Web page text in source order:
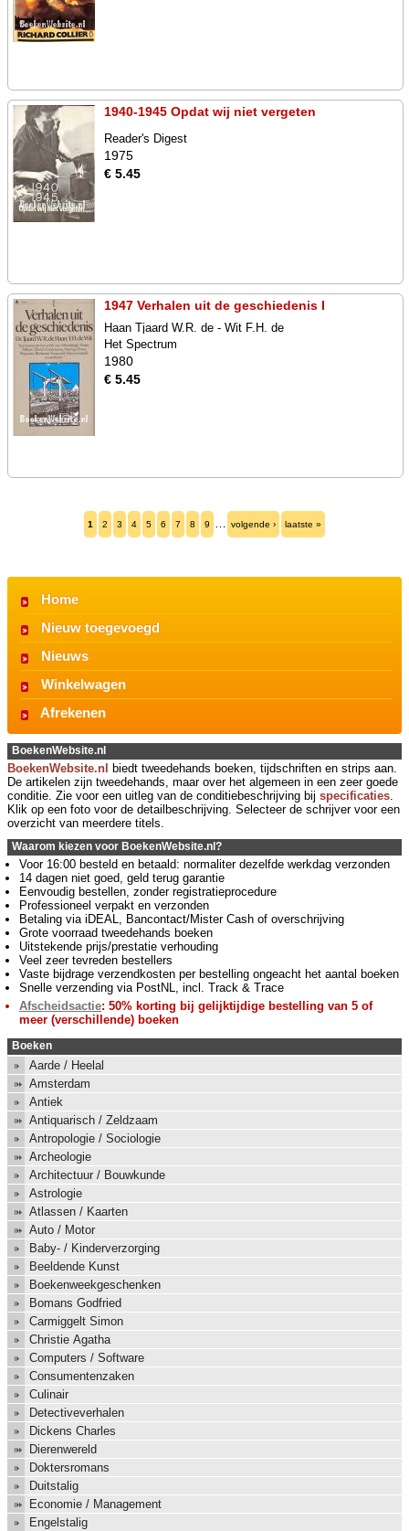
1940-1945 Opdat wij niet vergeten
Reader's Digest
1975
€ 5.45
1947 Verhalen uit de geschiedenis I
Haan Tjaard W.R. de - Wit F.H. de
Het Spectrum
1980
€ 5.45
1 2 3 4 5 6 7 8 9 … volgende › laatste »
Home
Nieuw toegevoegd
Nieuws
Winkelwagen
Afrekenen
BoekenWebsite.nl
BoekenWebsite.nl biedt tweedehands boeken, tijdschriften en strips aan.
De artikelen zijn tweedehands, maar over het algemeen in een zeer goede
conditie. Zie voor een uitleg van de conditiebeschrijving bij specificaties
Klik op een foto voor de detailbeschrijving. Selecteer de schrijver voor een
overzicht van meerdere titels.
Waarom kiezen voor BoekenWebsite.nl?
Voor 16:00 besteld en betaald: normaliter dezelfde werkdag verzonden
14 dagen niet goed, geld terug garantie
Eenvoudig bestellen, zonder registratieprocedure
Professioneel verpakt en verzonden
Betaling via iDEAL, Bancontact/Mister Cash of overschrijving
Grote voorraad tweedehands boeken
Uitstekende prijs/prestatie verhouding
Veel zeer tevreden bestellers
Vaste bijdrage verzendkosten per bestelling ongeacht het aantal boeken
Snelle verzending via PostNL, incl. Track & Trace
Afscheidsactie: 50% korting bij gelijktijdige bestelling van 5 of
meer (verschillende) boeken
Boeken
Aarde / Heelal
Amsterdam
Antiek
Antiquarisch / Zeldzaam
Antropologie / Sociologie
Archeologie
Architectuur / Bouwkunde
Astrologie
Atlassen / Kaarten
Auto / Motor
Baby- / Kinderverzorging
Beeldende Kunst
Boekenweekgeschenken
Bomans Godfried
Carmiggelt Simon
Christie Agatha
Computers / Software
Consumentenzaken
Culinair
Detectiveverhalen
Dickens Charles
Dierenwereld
Doktersromans
Duitstalig
Economie / Management
Engelstalig